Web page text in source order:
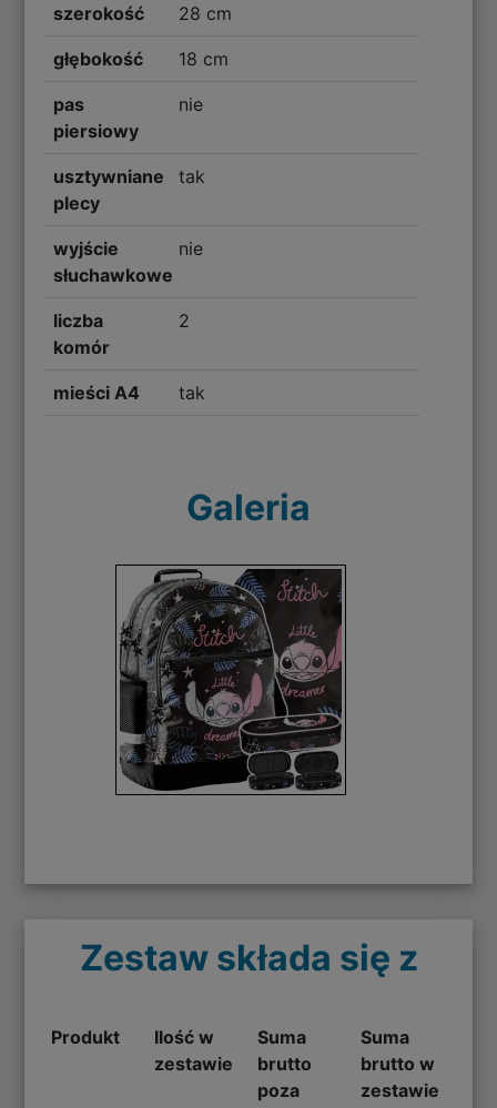
szerokość 28 cm
głębokość 18 cm
pas
piersiowy
nie
usztywniane
plecy
tak
wyjście
słuchawkowe
nie
liczba
komór
2
mieści A4 tak
Galeria
Zestaw składa się z
Produkt
Ilość w
zestawie
Suma
brutto
poza
Suma
brutto w
zestawie